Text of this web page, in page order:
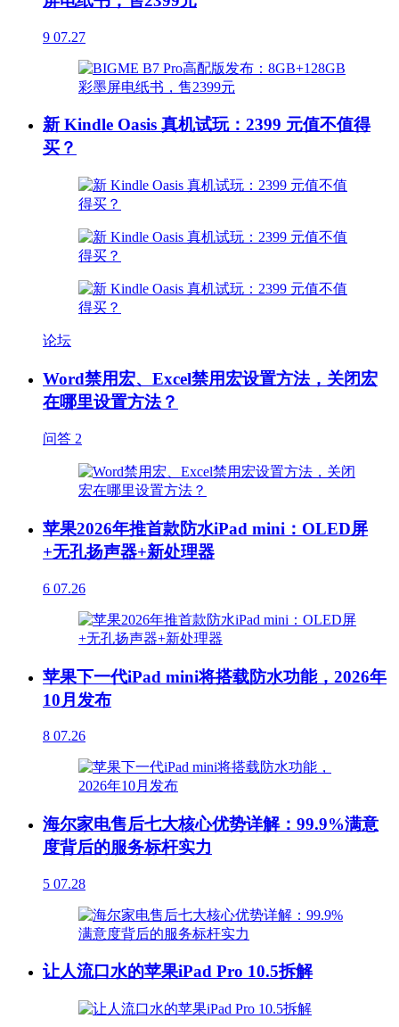
9 07.27
新 Kindle Oasis 真机试玩：2399 元值不值得
买？
论坛
Word禁用宏、Excel禁用宏设置方法，关闭宏
在哪里设置方法？
问答 2
苹果2026年推首款防水iPad mini：OLED屏
+无孔扬声器+新处理器
6 07.26
苹果下一代iPad mini将搭载防水功能，2026年
10月发布
8 07.26
海尔家电售后七大核心优势详解：99.9%满意
度背后的服务标杆实力
5 07.28
让人流口水的苹果iPad Pro 10.5拆解